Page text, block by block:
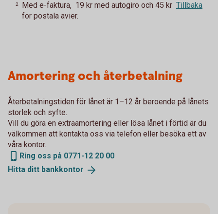
2
Med e-faktura, 19 kr med autogiro och 45 kr
för postala avier.
Tillbaka
Amortering och återbetalning
Återbetalningstiden för lånet är 1–12 år beroende på lånets
storlek och syfte.
Vill du göra en extraamortering eller lösa lånet i förtid är du
välkommen att kontakta oss via telefon eller besöka ett av
våra kontor.
Ring oss på 0771-12 20 00
Hitta ditt bankkontor